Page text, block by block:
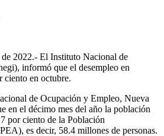
2022.- El Instituto Nacional de
informó que el desempleo en
en octubre.
de Ocupación y Empleo, Nueva
en el décimo mes del año la población
por ciento de la Población
es decir, 58.4 millones de personas.